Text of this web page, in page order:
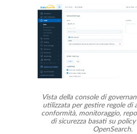
Vista della console di
utilizzata per gestire regole di
conformità, monitoraggio,
di sicurezza basati su
OpenSearch.